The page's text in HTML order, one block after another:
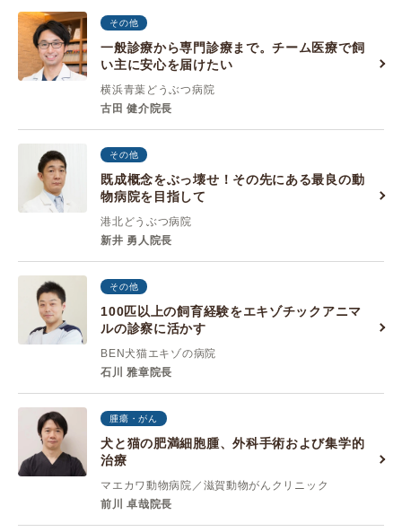
その他
一般診療から専門診療まで。チーム医療で飼
い主に安心を届けたい
横浜青葉どうぶつ病院
古田 健介院長
その他
既成概念をぶっ壊せ！その先にある最良の動
物病院を目指して
港北どうぶつ病院
新井 勇人院長
その他
100匹以上の飼育経験をエキゾチックアニマ
ルの診察に活かす
BEN犬猫エキゾの病院
石川 雅章院長
腫瘍・がん
犬と猫の肥満細胞腫、外科手術および集学的
治療
マエカワ動物病院／滋賀動物がんクリニック
前川 卓哉院長